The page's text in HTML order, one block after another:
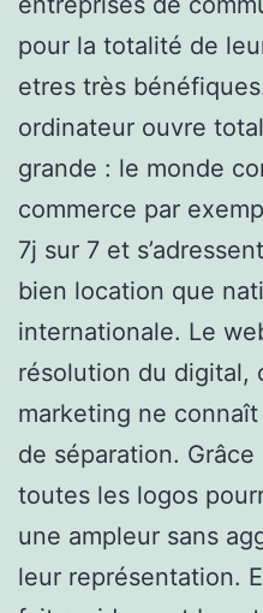
pour la totalité de
etres très
ordinateur ouvre
grande : le monde
commerce par
7j sur 7 et
bien location que
internationale. Le
résolution du digital,
marketing ne
de séparation.
toutes les logos
une ampleur sans
leur représentation.